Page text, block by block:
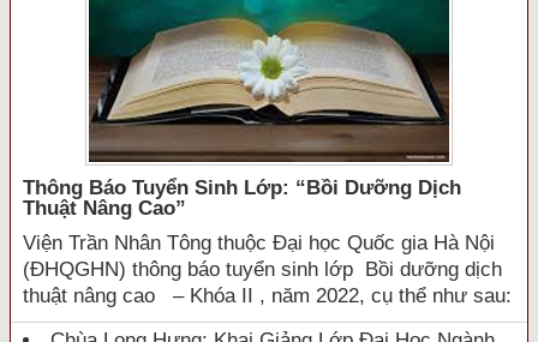
Thông Báo Tuyển Sinh Lớp: “bồi Dưỡng Dịch
Thuật Nâng Cao”
Viện Trần Nhân Tông thuộc Đại học Quốc gia Hà Nội
(ĐHQGHN) thông báo tuyển sinh lớp Bồi dưỡng dịch
thuật nâng cao – Khóa II , năm 2022, cụ thể như sau: